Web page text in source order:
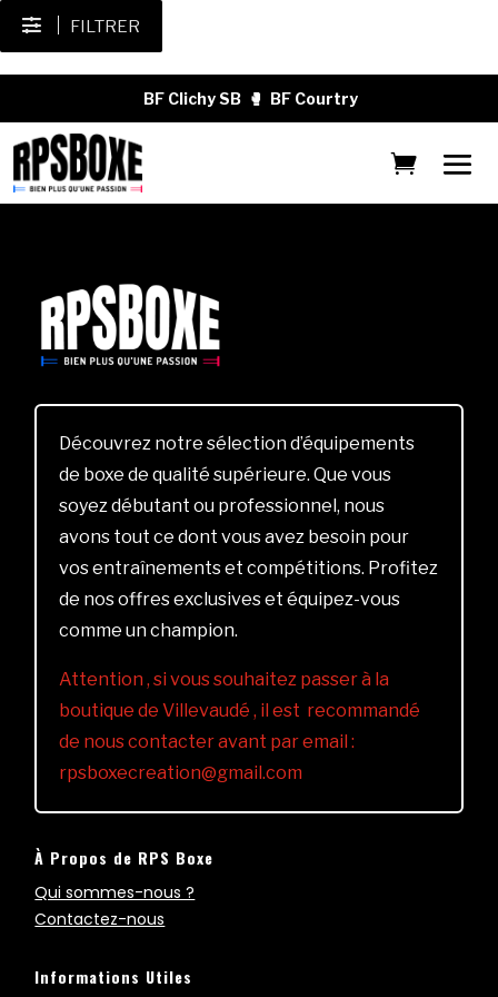
FILTRER
BF Clichy SB 🥊 BF Courtry
Découvrez notre sélection d’équipements
de boxe de qualité supérieure. Que vous
soyez débutant ou professionnel, nous
avons tout ce dont vous avez besoin pour
vos entraînements et compétitions. Profitez
de nos offres exclusives et équipez-vous
comme un champion.
Attention , si vous souhaitez passer à la
boutique de Villevaudé , il est recommandé
de nous contacter avant par email :
rpsboxecreation@gmail.com
À Propos de RPS Boxe
Qui sommes-nous ?
Contactez-nous
Informations Utiles